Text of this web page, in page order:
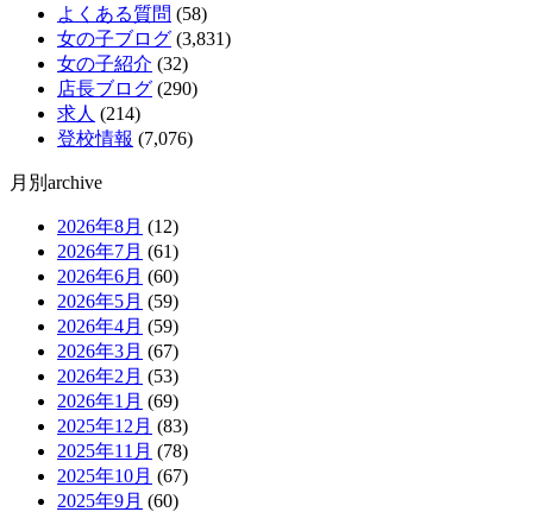
よくある質問 (58)
女の子ブログ (3,831)
女の子紹介 (32)
店長ブログ (290)
求人 (214)
登校情報 (7,076)
月別archive
2026年8月 (12)
2026年7月 (61)
2026年6月 (60)
2026年5月 (59)
2026年4月 (59)
2026年3月 (67)
2026年2月 (53)
2026年1月 (69)
2025年12月 (83)
2025年11月 (78)
2025年10月 (67)
2025年9月 (60)